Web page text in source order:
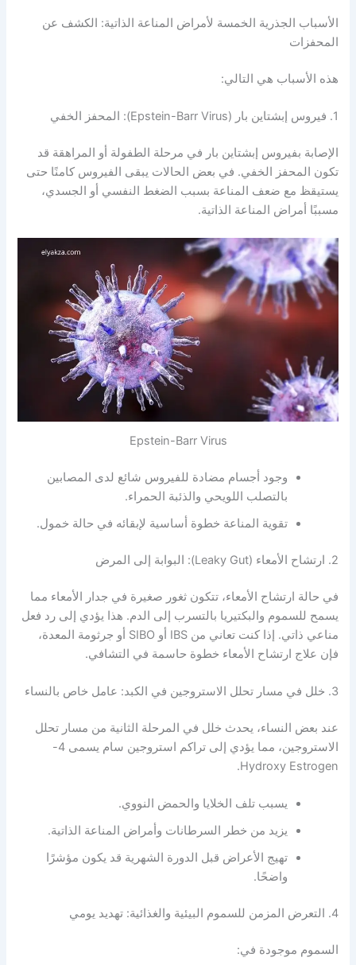
الأسباب الجذرية الخمسة لأمراض المناعة الذاتية: الكشف عن
المحفزات
هذه الأسباب هي التالي:
1. فيروس إبشتاين بار (Epstein-Barr Virus): المحفز الخفي
الإصابة بفيروس إبشتاين بار في مرحلة الطفولة أو المراهقة قد
تكون المحفز الخفي. في بعض الحالات يبقى الفيروس كامنًا حتى
يستيقظ مع ضعف المناعة بسبب الضغط النفسي أو الجسدي،
مسببًا أمراض المناعة الذاتية.
Epstein-Barr Virus
وجود أجسام مضادة للفيروس شائع لدى المصابين
بالتصلب اللويحي والذئبة الحمراء.
تقوية المناعة خطوة أساسية لإبقائه في حالة خمول.
2. ارتشاح الأمعاء (Leaky Gut): البوابة إلى المرض
في حالة ارتشاح الأمعاء، تتكون ثغور صغيرة في جدار الأمعاء مما
يسمح للسموم والبكتيريا بالتسرب إلى الدم. هذا يؤدي إلى رد فعل
مناعي ذاتي. إذا كنت تعاني من IBS أو SIBO أو جرثومة المعدة،
فإن علاج ارتشاح الأمعاء خطوة حاسمة في التشافي.
3. خلل في مسار تحلل الاستروجين في الكبد: عامل خاص بالنساء
عند بعض النساء، يحدث خلل في المرحلة الثانية من مسار تحلل
الاستروجين، مما يؤدي إلى تراكم استروجين سام يسمى 4-
Hydroxy Estrogen.
يسبب تلف الخلايا والحمض النووي.
يزيد من خطر السرطانات وأمراض المناعة الذاتية.
تهيج الأعراض قبل الدورة الشهرية قد يكون مؤشرًا
واضحًا.
4. التعرض المزمن للسموم البيئية والغذائية: تهديد يومي
السموم موجودة في: